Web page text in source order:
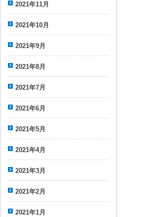
2021年11月
2021年10月
2021年9月
2021年8月
2021年7月
2021年6月
2021年5月
2021年4月
2021年3月
2021年2月
2021年1月